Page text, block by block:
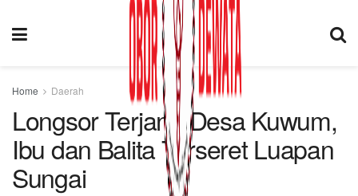
Home Daerah
Longsor Terjang Desa Kuwum,
Ibu dan Balita Terseret Luapan
Sungai